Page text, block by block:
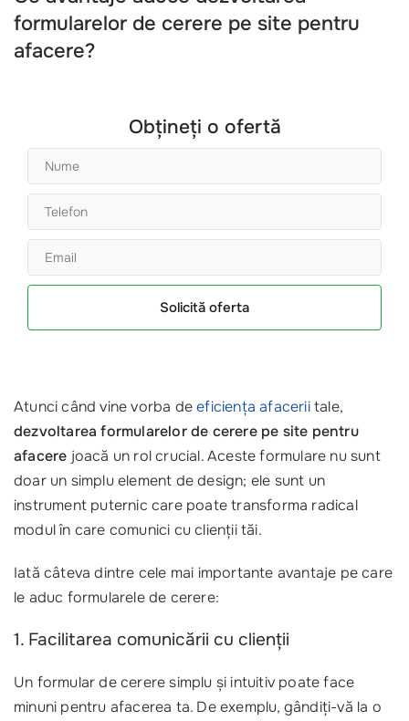
formularelor de cerere pe site pentru
afacere?
Obțineți o ofertă
Solicită oferta
Atunci când vine vorba deeficiența afaceriitale,
dezvoltarea formularelor de cerere pe site pentru
afacere joacă un rol crucial. Aceste formulare nu sunt
doar un simplu element de design; ele sunt un
instrument puternic care poate transforma radical
modul în care comunici cu clienții tăi. ‍
Iată câteva dintre cele mai importante avantaje pe care
le aduc formularele de cerere:
1. Facilitarea comunicării cu clienții
Un formular de cerere simplu și intuitiv poate face
minuni pentru afacerea ta. De exemplu, gândiți-vă la o